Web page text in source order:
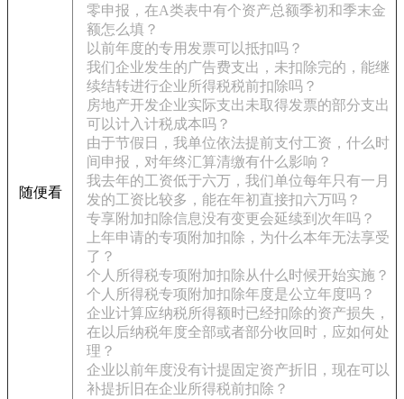
随便看
零申报，在A类表中有个资产总额季初和季末金
额怎么填？
以前年度的专用发票可以抵扣吗？
我们企业发生的广告费支出，未扣除完的，能继
续结转进行企业所得税税前扣除吗？
房地产开发企业实际支出未取得发票的部分支出
可以计入计税成本吗？
由于节假日，我单位依法提前支付工资，什么时
间申报，对年终汇算清缴有什么影响？
我去年的工资低于六万，我们单位每年只有一月
发的工资比较多，能在年初直接扣六万吗？
专享附加扣除信息没有变更会延续到次年吗？
上年申请的专项附加扣除，为什么本年无法享受
了？
个人所得税专项附加扣除从什么时候开始实施？
个人所得税专项附加扣除年度是公立年度吗？
企业计算应纳税所得额时已经扣除的资产损失，
在以后纳税年度全部或者部分收回时，应如何处
理？
企业以前年度没有计提固定资产折旧，现在可以
补提折旧在企业所得税前扣除？